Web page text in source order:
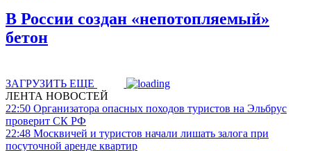
В России создан «непотопляемый»
бетон
ЗАГРУЗИТЬ ЕЩЕ
ЛЕНТА НОВОСТЕЙ
22:50 Организатора опасных походов туристов на Эльбрус
проверит СК РФ
22:48 Москвичей и туристов начали лишать залога при
посуточной аренде квартир